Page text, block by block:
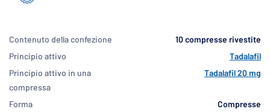
Contenuto della confezione
10 compresse rivestite
Principio attivo
Tadalafil
Principio attivo in una
compressa
Tadalafil 20 mg
Forma
Compresse